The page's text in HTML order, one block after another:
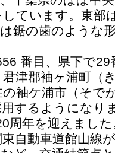
ています。東部
鋸の歯のような
番目、県下で29
津郡袖ヶ浦町（
袖ケ浦市（そで
するようになり
周年を迎えまし
自動車道館山線